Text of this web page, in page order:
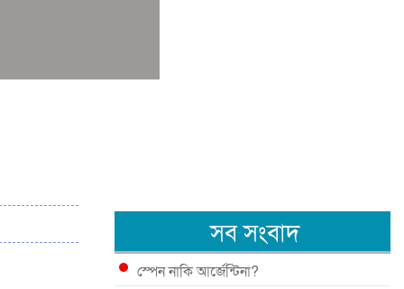
সব সংবাদ
স্পেন নাকি আর্জেন্টিনা?